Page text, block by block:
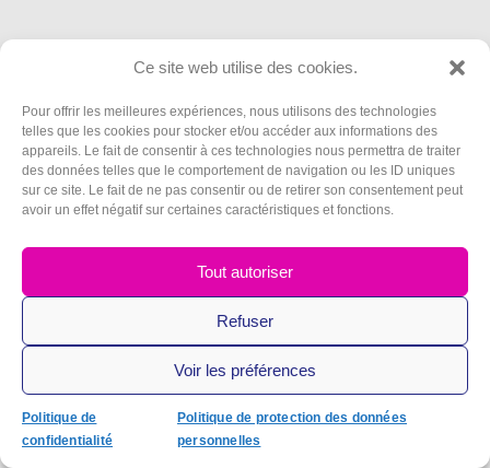
Ce site web utilise des cookies.
Pour offrir les meilleures expériences, nous utilisons des technologies
telles que les cookies pour stocker et/ou accéder aux informations des
appareils. Le fait de consentir à ces technologies nous permettra de traiter
des données telles que le comportement de navigation ou les ID uniques
sur ce site. Le fait de ne pas consentir ou de retirer son consentement peut
avoir un effet négatif sur certaines caractéristiques et fonctions.
Tout autoriser
Refuser
Voir les préférences
Politique de
confidentialité
Politique de protection des données
personnelles
Politique de confidentialité
Politique de protection des données personnelles (RGPD)
Conditions générales d’utilisation (CGU)
ATIP Conseil – Expertise comptable et sociale –
SIRET 49917532100037